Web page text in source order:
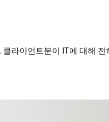
클라이언트분이 IT에 대해 전